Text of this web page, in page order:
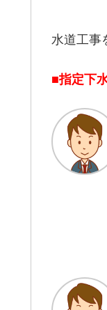
水道工事
■指定下